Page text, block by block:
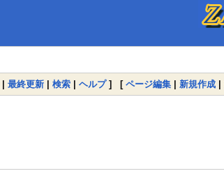
| 最終更新 | 検索 | ヘルプ] [ ページ編集 | 新規作成 |